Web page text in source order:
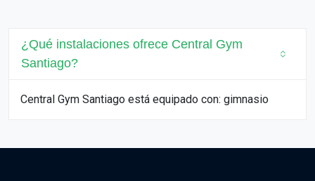
¿Qué instalaciones ofrece Central Gym
Santiago?
Central Gym Santiago está equipado con: gimnasio